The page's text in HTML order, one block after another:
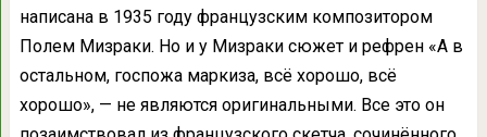
написана в 1935 году французским композитором
Полем Мизраки. Но и у Мизраки сюжет и рефрен «А в
остальном, госпожа маркиза, всё хорошо, всё
хорошо», — не являются оригинальными. Все это он